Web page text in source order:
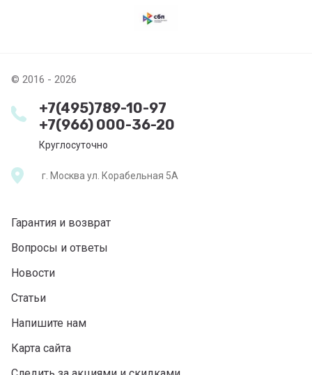
© 2016 - 2026
+7(495)789-10-97
+7(966) 000-36-20
Круглосуточно
г. Москва ул. Корабельная 5А
Гарантия и возврат
Вопросы и ответы
Новости
Статьи
Напишите нам
Карта сайта